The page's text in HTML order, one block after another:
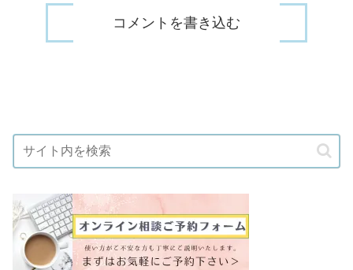
コメントを書き込む